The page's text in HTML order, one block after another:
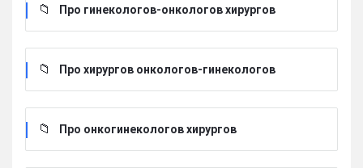
Про гинекологов-онкологов хирургов
Про хирургов онкологов-гинекологов
Про онкогинекологов хирургов